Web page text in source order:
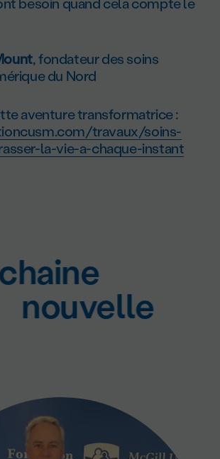
, fondateur des soins
du Nord
aventure transformatrice :
travaux/soins-
la-vie-a-chaque-instant
nouvelle